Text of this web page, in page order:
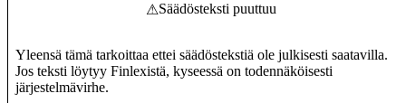
⚠Säädösteksti puuttuu
Yleensä tämä tarkoittaa ettei säädöstekstiä ole julkisesti saatavilla.
Jos teksti löytyy Finlexistä, kyseessä on todennäköisesti
järjestelmävirhe.